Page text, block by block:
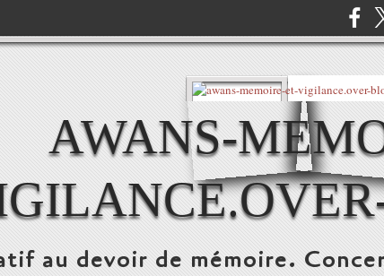
AWANS-
au devoir de mémoire.